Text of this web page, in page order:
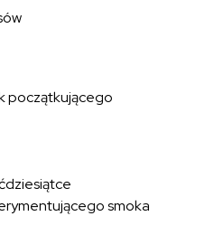
początkującego
smoka